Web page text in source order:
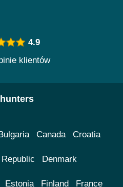
4.9
klientów
Canada Croatia
Denmark
Estonia Finland France